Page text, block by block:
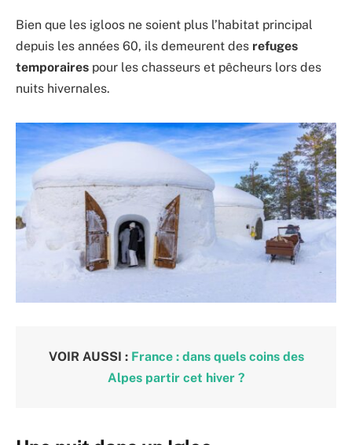
Bien que les igloos ne soient plus l’habitat principal
depuis les années 60, ils demeurent des refuges
temporaires pour les chasseurs et pêcheurs lors des
nuits hivernales.
VOIR AUSSI : France : dans quels coins des
Alpes partir cet hiver ?